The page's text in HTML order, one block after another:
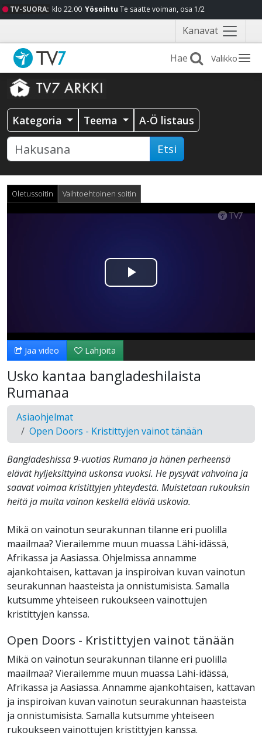
TV-SUORA: klo 22.00 Yösoihtu Te saatte voiman, osa 1/2
Kanavat Näytä
valikko
Valikko
Kategoria Teema A-Ö listaus
Etsi
Oletussoitin Vaihtoehtoinen soitin
Toista
Jaa video Lahjoita
Usko kantaa bangladeshilaista
Rumanaa
Asiaohjelmat
Open Doors - Kristittyjen vainot tänään
Bangladeshissa 9-vuotias Rumana ja hänen perheensä
elävät hyljeksittyinä uskonsa vuoksi. He pysyvät vahvoina ja
saavat voimaa kristittyjen yhteydestä. Muistetaan rukouksin
heitä ja muita vainon keskellä eläviä uskovia.
Mikä on vainotun seurakunnan tilanne eri puolilla
maailmaa? Vierailemme muun muassa Lähi-idässä,
Afrikassa ja Aasiassa. Ohjelmissa annamme
ajankohtaisen, kattavan ja inspiroivan kuvan vainotun
seurakunnan haasteista ja onnistumisista. Samalla
kutsumme yhteiseen rukoukseen vainottujen
kristittyjen kanssa.
Open Doors - Kristittyjen vainot tänään
Mikä on vainotun seurakunnan tilanne eri puolilla
maailmaa? Vierailemme muun muassa Lähi-idässä,
Afrikassa ja Aasiassa. Annamme ajankohtaisen, kattavan
ja inspiroivan kuvan vainotun seurakunnan haasteista
ja onnistumisista. Samalla kutsumme yhteiseen
rukoukseen vainottujen kristittyjen kanssa.